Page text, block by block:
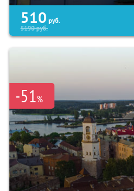
510 руб.
5190руб.
-51%